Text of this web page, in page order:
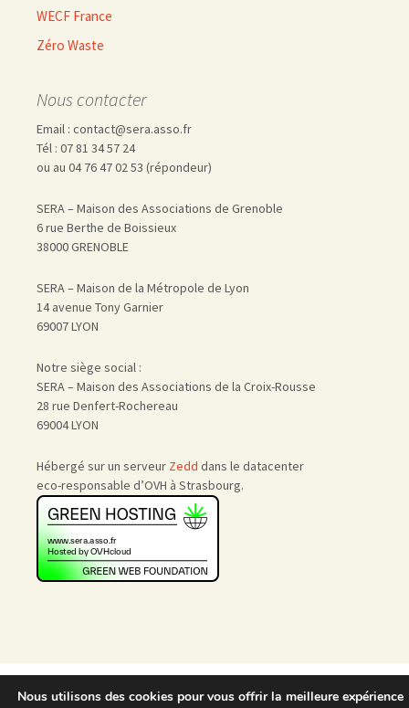
WECF France
Zéro Waste
Nous contacter
Email : contact@sera.asso.fr
Tél : 07 81 34 57 24
ou au 04 76 47 02 53 (répondeur)
SERA – Maison des Associations de Grenoble
6 rue Berthe de Boissieux
38000 GRENOBLE
SERA – Maison de la Métropole de Lyon
14 avenue Tony Garnier
69007 LYON
Notre siège social :
SERA – Maison des Associations de la Croix-Rousse
28 rue Denfert-Rochereau
69004 LYON
Hébergé sur un serveur Zedd dans le datacenter
eco-responsable d’OVH à Strasbourg.
Admin
Nous utilisons des cookies pour vous offrir la meilleure expérience